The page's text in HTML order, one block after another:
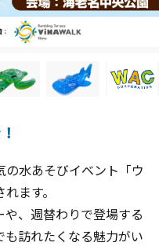
水あそびイベント「ウ
ます。
、週替わりで登場する
訪れたくなる魅力がい